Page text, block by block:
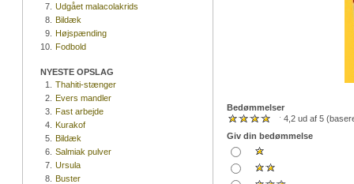
7. Udgået malacolakrids
8. Bildæk
9. Højspænding
10. Fodbold
NYESTE OPSLAG
1.
Thahiti-stænger
2. Evers mandler
3. Fast arbejde
4. Kurakof
5. Bildæk
6. Salmiak pulver
7. Ursula
8. Buster
Bedømmelser
4,2 ud af 5
Giv din bedømmelse